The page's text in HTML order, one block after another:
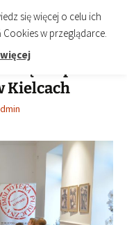
Miasta i
Wspólna
Kielcach
się więcej o celu ich
w przeglądarce.